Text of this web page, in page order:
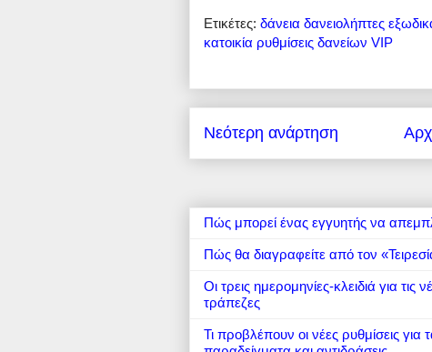
Ετικέτες: δάνεια δανειολήπτες
κατοικία ρυθμίσεις δανείων VIP
Νεότερη ανάρτηση
Πώς μπορεί ένας εγγυητής να
Πώς θα διαγραφείτε από τον
Οι τρεις ημερομηνίες-κλειδιά για
τράπεζες
Τι προβλέπουν οι νέες ρυθμίσεις